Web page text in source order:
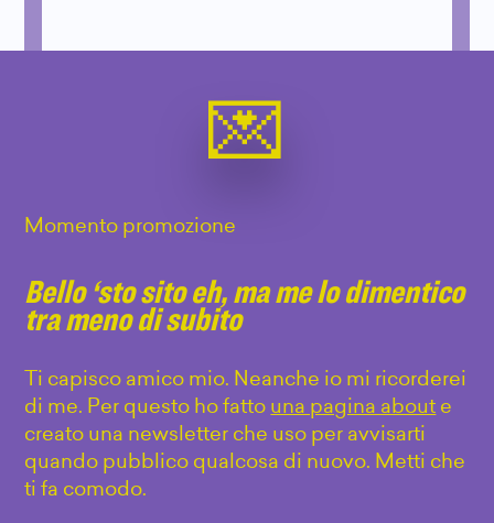
Momento promozione
Bello ‘sto sito eh, ma me lo dimentico
tra meno di subito
Ti capisco amico mio. Neanche io mi ricorderei
di me. Per questo ho fatto una pagina about e
creato una newsletter che uso per avvisarti
quando pubblico qualcosa di nuovo. Metti che
ti fa comodo.